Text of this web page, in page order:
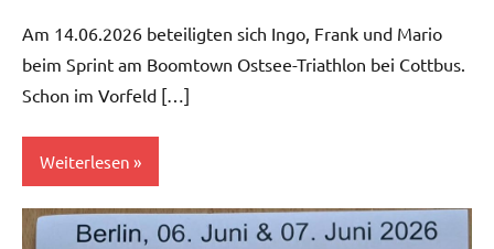
Am 14.06.2026 beteiligten sich Ingo, Frank und Mario
beim Sprint am Boomtown Ostsee-Triathlon bei Cottbus.
Schon im Vorfeld […]
Weiterlesen
News